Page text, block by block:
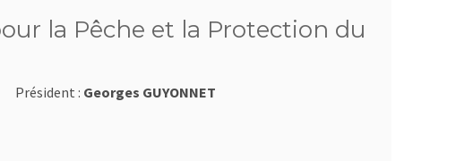
la Pêche et la Protection du
Président : Georges GUYONNET